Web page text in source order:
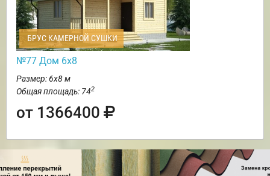
БРУС КАМЕРНОЙ СУШКИ
№77 Дом 6х8
Размер: 6х8 м
Общая площадь: 742
от 1366400